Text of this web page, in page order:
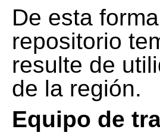
De esta
repositorio
resulte de
de la región.
Equipo de